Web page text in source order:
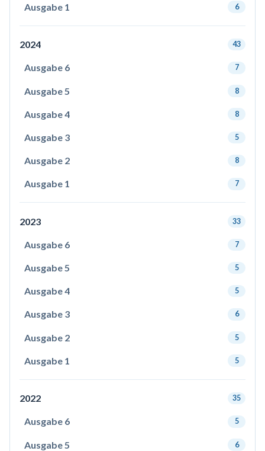
Ausgabe 1 6
2024 43
Ausgabe 6 7
Ausgabe 5 8
Ausgabe 4 8
Ausgabe 3 5
Ausgabe 2 8
Ausgabe 1 7
2023 33
Ausgabe 6 7
Ausgabe 5 5
Ausgabe 4 5
Ausgabe 3 6
Ausgabe 2 5
Ausgabe 1 5
2022 35
Ausgabe 6 5
Ausgabe 5 6